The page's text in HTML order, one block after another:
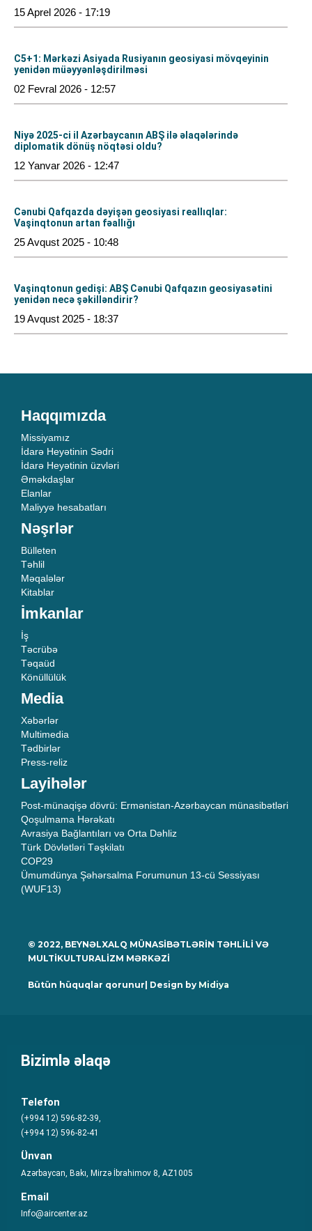
15 Aprel 2026 - 17:19
C5+1: Mərkəzi Asiyada Rusiyanın geosiyasi mövqeyinin
yenidən müəyyənləşdirilməsi
02 Fevral 2026 - 12:57
Niyə 2025-ci il Azərbaycanın ABŞ ilə əlaqələrində
diplomatik dönüş nöqtəsi oldu?
12 Yanvar 2026 - 12:47
Cənubi Qafqazda dəyişən geosiyasi reallıqlar:
Vaşinqtonun artan fəallığı
25 Avqust 2025 - 10:48
Vaşinqtonun gedişi: ABŞ Cənubi Qafqazın geosiyasətini
yenidən necə şəkilləndirir?
19 Avqust 2025 - 18:37
Haqqımızda
Missiyamız
İdarə Heyətinin Sədri
İdarə Heyətinin üzvləri
Əməkdaşlar
Elanlar
Maliyyə hesabatları
Nəşrlər
Bülleten
Təhlil
Məqalələr
Kitablar
İmkanlar
İş
Təcrübə
Təqaüd
Könüllülük
Media
Xəbərlər
Multimedia
Tədbirlər
Press-reliz
Layihələr
Post-münaqişə dövrü: Ermənistan-Azərbaycan münasibətləri
Qoşulmama Hərəkatı
Avrasiya Bağlantıları və Orta Dəhliz
Türk Dövlətləri Təşkilatı
COP29
Ümumdünya Şəhərsalma Forumunun 13-cü Sessiyası
(WUF13)
© 2022, BEYNƏLXALQ MÜNASİBƏTLƏRİN TƏHLİLİ VƏ
MULTİKULTURALİZM MƏRKƏZİ
Bütün hüquqlar qorunur| Design by Midiya
Bizimlə əlaqə
Telefon
(+994 12) 596-82-39,
(+994 12) 596-82-41
Ünvan
Azərbaycan, Bakı, Mirzə İbrahimov 8, AZ1005
Email
Info@aircenter.az